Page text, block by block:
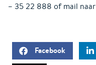
– 35 22 888 of mail naar
Facebook